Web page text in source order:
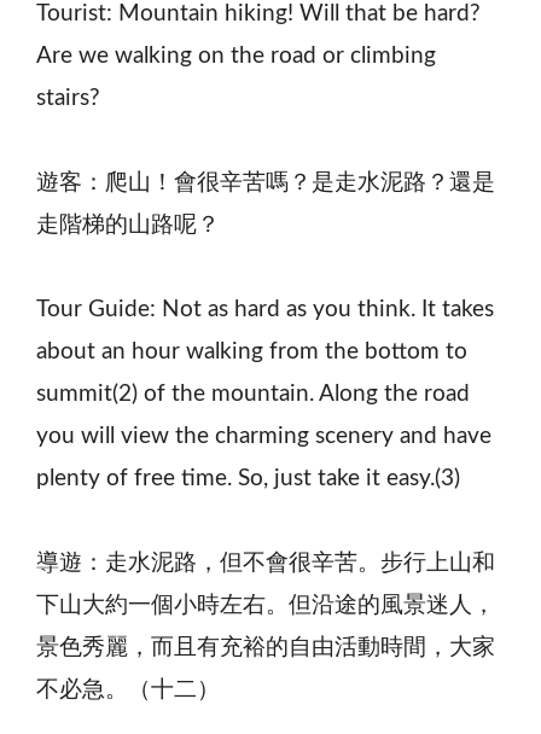
Tourist: Mountain hiking! Will that be hard?
Are we walking on the road or climbing
stairs?
遊客：爬山！會很辛苦嗎？是走水泥路？還是
走階梯的山路呢？
Tour Guide: Not as hard as you think. It takes
about an hour walking from the bottom to
summit(2) of the mountain. Along the road
you will view the charming scenery and have
plenty of free time. So, just take it easy.(3)
導遊：走水泥路，但不會很辛苦。步行上山和
下山大約一個小時左右。但沿途的風景迷人，
景色秀麗，而且有充裕的自由活動時間，大家
不必急。（十二）